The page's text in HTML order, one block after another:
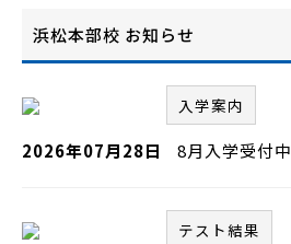
浜松本部校 お知らせ
入学案内
2026年07月28日 8月入学受付中
テスト結果